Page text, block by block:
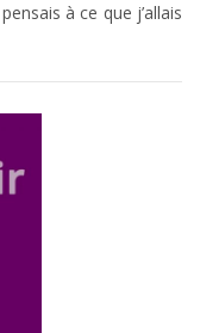
à ce que j’allais